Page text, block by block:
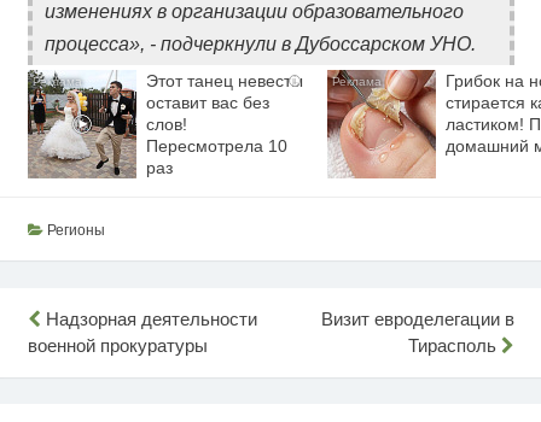
изменениях в организации образовательного
процесса», - подчеркнули в Дубоссарском УНО.
i
Этот танец невесты
оставит вас без
слов!
Пересмотрела 10
раз
Грибок на
стирается
ластиком!
домашний
Регионы
Навигация
по
Надзорная деятельности
военной прокуратуры
Визит евроделегации в
Тирасполь